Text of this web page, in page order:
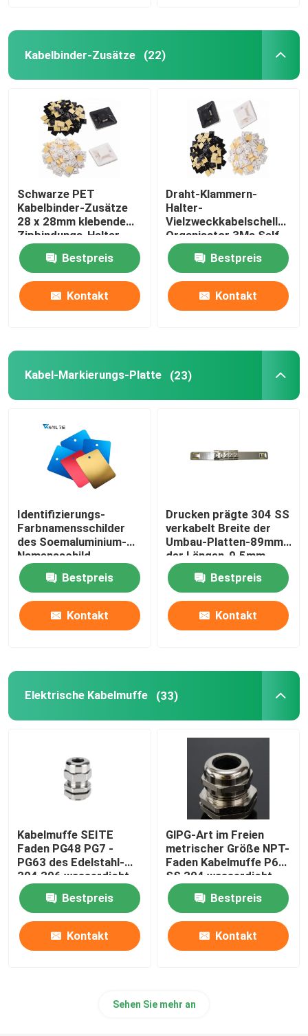
Videos
Über uns
Fabrik Tour
Qualitätskontrolle
Kontakt
Zipkabelbinder
Kabelbinder-Zusätze
Elektrische Kabelmuffe
Solarkabelklemme
Solarmikroinverter
Sonnenkollektor-Verbindungsstücke
Plastiksicherheits-Dichtung
Kabelbinderwerkzeuge
Kabelbinder-Zusätze (22)
Schwarze PET
Kabelbinder-Zusätze
28 x 28mm klebende
Zipbindungs-Halter
ROHS genehmigten
Bestpreis
Kontakt
Draht-Klammern-
Halter-
Vielzweckkabelschellen-
Organisator 3Ms Self
Adhesive Nylon
Bestpreis
Kontakt
Kabel-Markierungs-Platte (23)
Identifizierungs-
Farbnamensschilder
des Soemaluminium-
Namensschild-
73*38*0.5mm für
AusrüstungBestpreis
Kontakt
Drucken prägte 304 SS
verkabelt Breite der
Umbau-Platten-89mm
der Längen-9.5mm
Bestpreis
Kontakt
Elektrische Kabelmuffe (33)
Kabelmuffe SEITE
Faden PG48 PG7 -
PG63 des Edelstahl-
304 306 wasserdicht
Bestpreis
Kontakt
GlPG-Art im Freien
metrischer Größe NPT-
Faden Kabelmuffe P68
SS 304 wasserdicht
Bestpreis
Kontakt
Sehen Sie mehr an